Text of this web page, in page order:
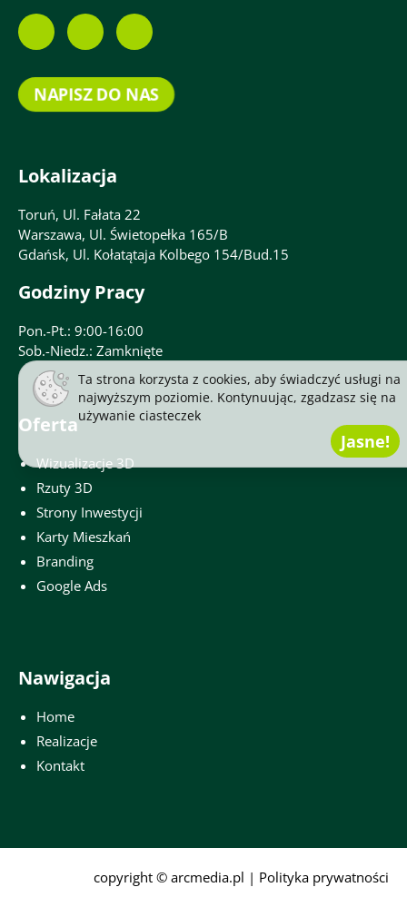
NAPISZ DO NAS
Lokalizacja
Toruń, Ul. Fałata 22
Warszawa, Ul. Świetopełka 165/B
Gdańsk, Ul. Kołatątaja Kolbego 154/Bud.15
Godziny Pracy
Pon.-Pt.: 9:00-16:00
Sob.-Niedz.: Zamknięte
Oferta
Wizualizacje 3D
Rzuty 3D
Strony Inwestycji
Karty Mieszkań
Branding
Google Ads
Nawigacja
Home
Realizacje
Kontakt
copyright © arcmedia.pl | Polityka prywatności
Ta strona korzysta z cookies, aby świadczyć usługi na
najwyższym poziomie. Kontynuując, zgadzasz się na
używanie ciasteczek
Jasne!